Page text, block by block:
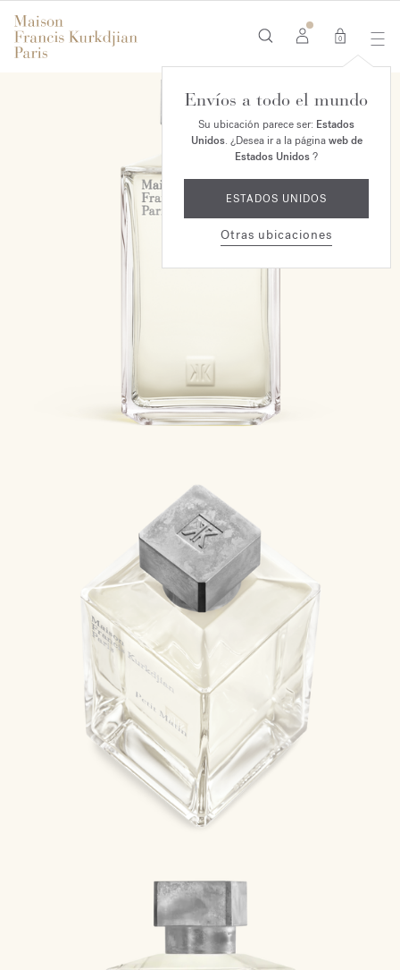
0
Envíos a todo el mundo
Su ubicación parece ser: Estados
Unidos. ¿Desea ir a la páginaweb de
Estados Unidos?
ESTADOS UNIDOS
Otras ubicaciones